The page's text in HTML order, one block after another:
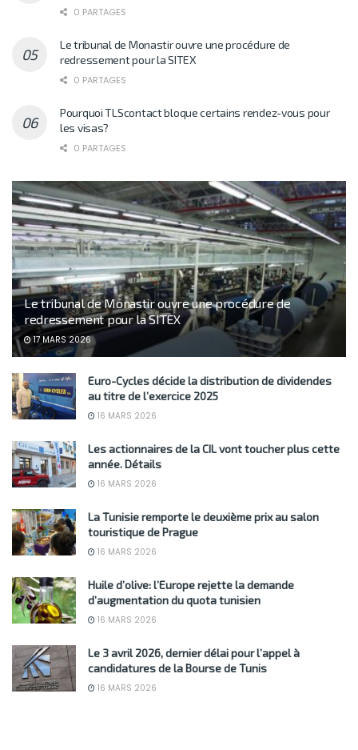
0 PARTAGES
Le tribunal de Monastir ouvre une procédure de
redressement pour la SITEX
0 PARTAGES
Pourquoi TLScontact bloque certains rendez-vous pour
les visas?
0 PARTAGES
Le tribunal de Monastir ouvre une procédure de
redressement pour la SITEX
17 MARS 2026
Euro-Cycles décide la distribution de dividendes
au titre de l’exercice 2025
16 MARS 2026
Les actionnaires de la CIL vont toucher plus cette
année. Détails
16 MARS 2026
La Tunisie remporte le deuxième prix au salon
touristique de Prague
16 MARS 2026
Huile d’olive: l’Europe rejette la demande
d’augmentation du quota tunisien
16 MARS 2026
Le 3 avril 2026, dernier délai pour l’appel à
candidatures de la Bourse de Tunis
16 MARS 2026